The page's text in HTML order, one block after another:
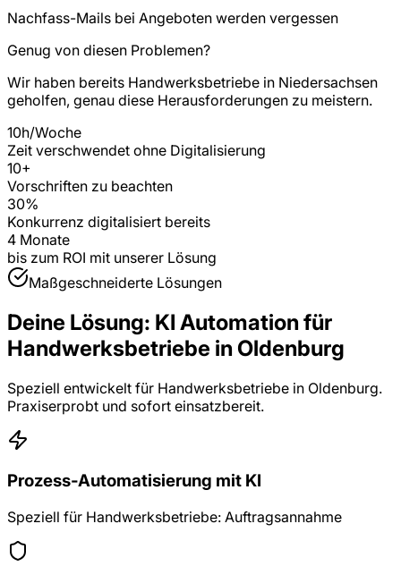
Nachfass-Mails bei Angeboten werden vergessen
Genug von diesen Problemen?
Wir haben bereits Handwerksbetriebe in Niedersachsen
geholfen, genau diese Herausforderungen zu meistern.
10h/Woche
Zeit verschwendet ohne Digitalisierung
10+
Vorschriften zu beachten
30%
Konkurrenz digitalisiert bereits
4 Monate
bis zum ROI mit unserer Lösung
Maßgeschneiderte Lösungen
Deine Lösung: KI Automationfür
Handwerksbetriebe in Oldenburg
Speziell entwickelt für Handwerksbetriebe in Oldenburg.
Praxiserprobt und sofort einsatzbereit.
Prozess-Automatisierung mit KI
Speziell für Handwerksbetriebe: Auftragsannahme